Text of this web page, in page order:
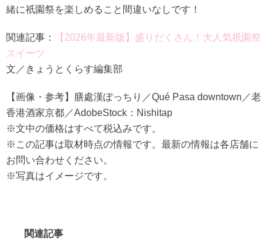
緒に祇園祭を楽しめること間違いなしです！
関連記事：
【2026年最新版】盛りだくさん！大人気祇園祭
スイーツ
文／きょうとくらす編集部
【画像・参考】膳處漢ぽっちり／Qué Pasa downtown／老
香港酒家京都／AdobeStock：Nishitap
※文中の価格はすべて税込みです。
※この記事は取材時点の情報です。最新の情報は各店舗に
お問い合わせください。
※写真はイメージです。
関連記事